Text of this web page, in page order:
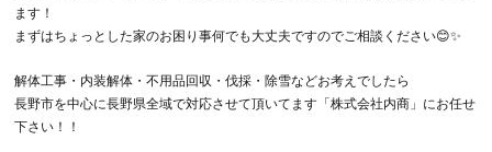
ます！
まずはちょっとした家のお困り事何でも大丈夫ですのでご相談ください😊✨
解体工事・内装解体・不用品回収・伐採・除雪などお考えでしたら
長野市を中心に長野県全域で対応させて頂いてます「株式会社内商」にお任せ
下さい！！